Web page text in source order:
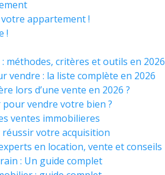
appartement !
!
méthodes, critères et outils en 2026
: la liste complète en 2026
lors d’une vente en 2026 ?
vendre votre bien ?
ventes immobilieres
votre acquisition
en location, vente et conseils
: Un guide complet